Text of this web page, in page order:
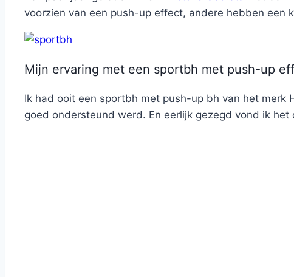
voorzien van een push-up effect, andere hebben een
Mijn ervaring met een sportbh met push-up
Ik had ooit een sportbh met push-up bh van het merk
goed ondersteund werd. En eerlijk gezegd vond ik